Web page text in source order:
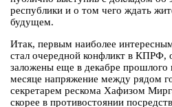
республики и о том чего ждать
будущем.
Итак, первым наиболее
стал очередной конфликт в КПРФ,
заложены еще в декабре
месяце напряжение между рядом
секретарем рескома Хафизом
скорее в противостоянии